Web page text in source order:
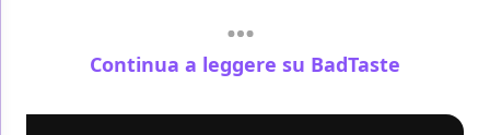
Continua a leggere su BadTaste